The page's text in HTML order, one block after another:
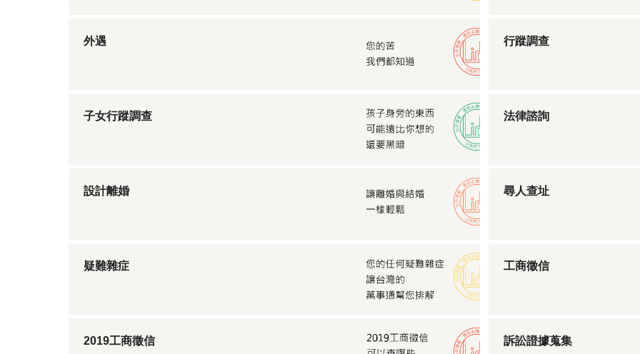
外遇 行蹤調查
子女行蹤調查 法律諮詢
設計離婚 尋人查址
疑難雜症 工商徵信
2019工商徵信 訴訟證據蒐集